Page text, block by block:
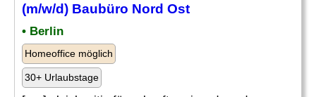
(m/w/d) Baubüro Nord Ost
• Berlin
Homeoffice möglich
30+ Urlaubstage